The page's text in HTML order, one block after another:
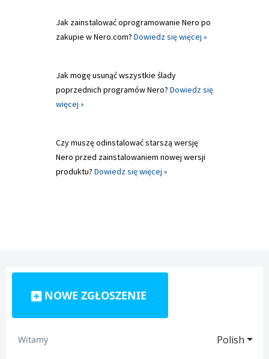
Jak zainstalować oprogramowanie Nero po
zakupie w Nero.com? Dowiedz się więcej »
Jak mogę usunąć wszystkie ślady
poprzednich programów Nero? Dowiedz się
więcej »
Czy muszę odinstalować starszą wersję
Nero przed zainstalowaniem nowej wersji
produktu? Dowiedz się więcej »
NOWE ZGŁOSZENIE
Polish
Witamy